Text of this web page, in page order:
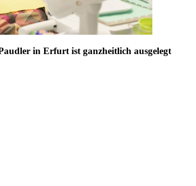
in Erfurt ist ganzheitlich ausgelegt